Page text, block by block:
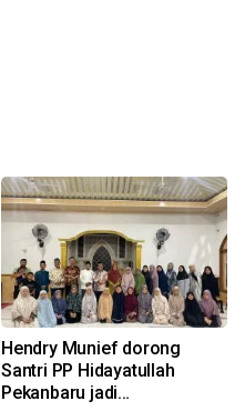
Hendry Munief dorong
Santri PP Hidayatullah
Pekanbaru jadi